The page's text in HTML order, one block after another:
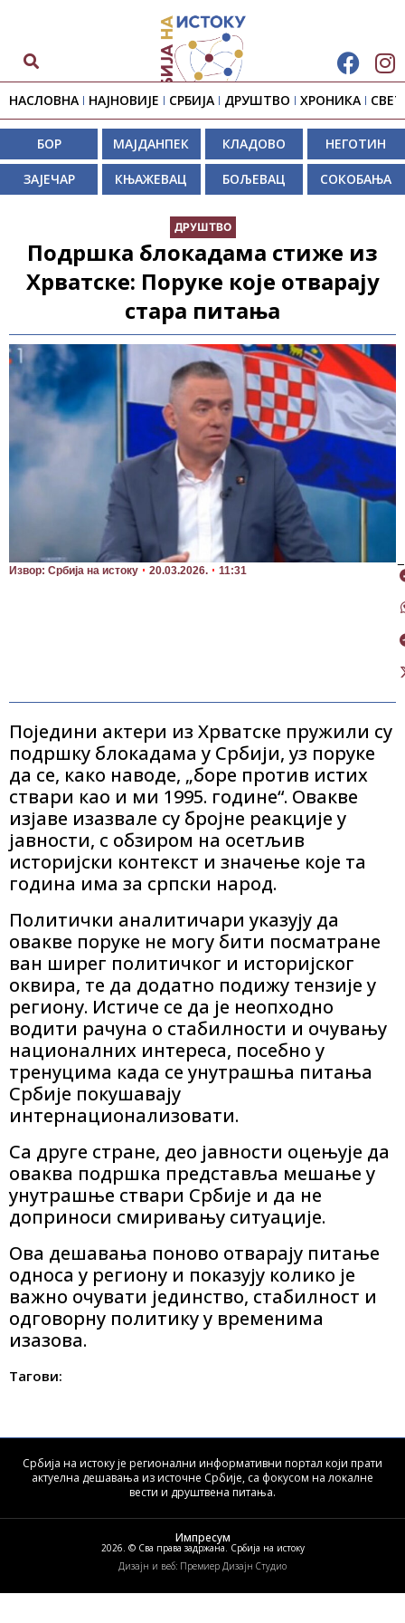
НАСЛОВНА НАЈНОВИЈЕ СРБИЈА ДРУШТВО ХРОНИКА СВЕТ
БОР МАЈДАНПЕК КЛАДОВО НЕГОТИН
ЗАЈЕЧАР КЊАЖЕВАЦ БОЉЕВАЦ СОКОБАЊА
ДРУШТВО
Подршка блокадама стиже из
Хрватске: Поруке које отварају
стара питања
Извор: Србија на истоку 20.03.2026. 11:31
Поједини актери из Хрватске пружили су
подршку блокадама у Србији, уз поруке
да се, како наводе, „боре против истих
ствари као и ми 1995. године“. Овакве
изјаве изазвале су бројне реакције у
јавности, с обзиром на осетљив
историјски контекст и значење које та
година има за српски народ.
Политички аналитичари указују да
овакве поруке не могу бити посматране
ван ширег политичког и историјског
оквира, те да додатно подижу тензије у
региону. Истиче се да је неопходно
водити рачуна о стабилности и очувању
националних интереса, посебно у
тренуцима када се унутрашња питања
Србије покушавају
интернационализовати.
Са друге стране, део јавности оцењује да
оваква подршка представља мешање у
унутрашње ствари Србије и да не
доприноси смиривању ситуације.
Ова дешавања поново отварају питање
односа у региону и показују колико је
важно очувати јединство, стабилност и
одговорну политику у временима
изазова.
Тагови:
Србија на истоку је регионални информативни портал који прати
актуелна дешавања из источне Србије, са фокусом на локалне
вести и друштвена питања.
2026. © Сва права задржана. Србија на истоку
Импресум
Дизајн и веб: Премиер Дизајн Студио